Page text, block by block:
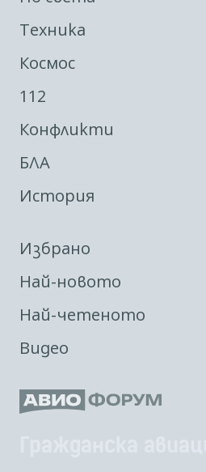
Техника
Космос
112
Конфликти
БЛА
История
Избрано
Най-новото
Най-четеното
Видео